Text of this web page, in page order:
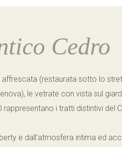
Cedro
affrescata (restaurata sotto lo
le vetrate con vista sul
rappresentano i tratti distintivi del
e dall’atmosfera intima ed